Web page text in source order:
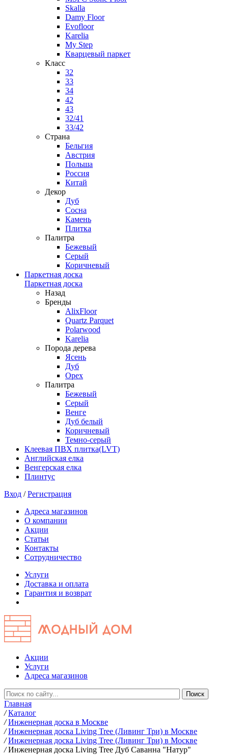
Skalla
Damy Floor
Evofloor
Karelia
My Step
Кварцевый паркет
Класс
32
33
34
42
43
32/41
33/42
Страна
Бельгия
Австрия
Польша
Россия
Китай
Декор
Дуб
Сосна
Камень
Плитка
Палитра
Бежевый
Серый
Коричневый
Паркетная доска
Паркетная доска
Назад
Бренды
AlixFloor
Quartz Parquet
Polarwood
Karelia
Порода дерева
Ясень
Дуб
Орех
Палитра
Бежевый
Серый
Венге
Дуб белый
Коричневый
Темно-серый
Клеевая ПВХ плитка(LVT)
Английская елка
Венгерская елка
Плинтус
Вход /Регистрация
Адреса магазинов
О компании
Акции
Статьи
Контакты
Сотрудничество
Услуги
Доставка и оплата
Гарантия и возврат
Акции
Услуги
Адреса магазинов
Главная
/ Каталог
/ Инженерная доска в Москве
/ Инженерная доска Living Tree (Ливинг Три) в Москве
/ Инженерная доска Living Tree (Ливинг Три) в Москве
/ Инженерная доска Living Tree Дуб Саванна "Натур"